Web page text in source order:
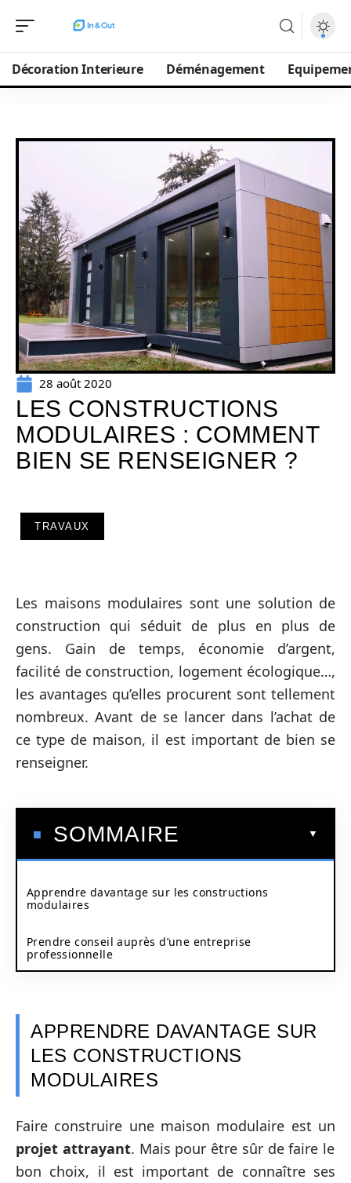
Décoration Interieure Déménagement
28 août 2020
LES CONSTRUCTIONS
MODULAIRES : COMMENT
BIEN SE RENSEIGNER ?
TRAVAUX
Les maisons modulaires sont une solution de
construction qui séduit de plus en plus de
gens. Gain de temps, économie d’argent,
facilité de construction, logement écologique…,
les avantages qu’elles procurent sont tellement
nombreux. Avant de se lancer dans l’achat de
ce type de maison, il est important de bien se
renseigner.
SOMMAIRE
Apprendre davantage sur les constructions
modulaires
Prendre conseil auprès d’une entreprise
professionnelle
APPRENDRE DAVANTAGE SUR
LES CONSTRUCTIONS
MODULAIRES
Faire construire une maison modulaire est un
projet attrayant. Mais pour être sûr de faire le
bon choix, il est important de connaître ses